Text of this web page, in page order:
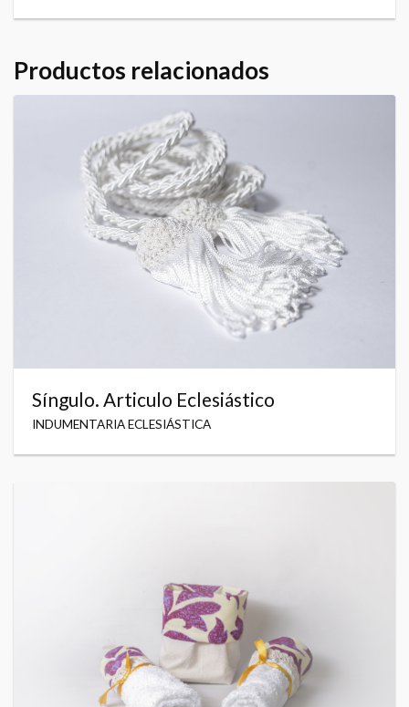
Productos relacionados
Síngulo. Articulo Eclesiástico
INDUMENTARIA ECLESIÁSTICA